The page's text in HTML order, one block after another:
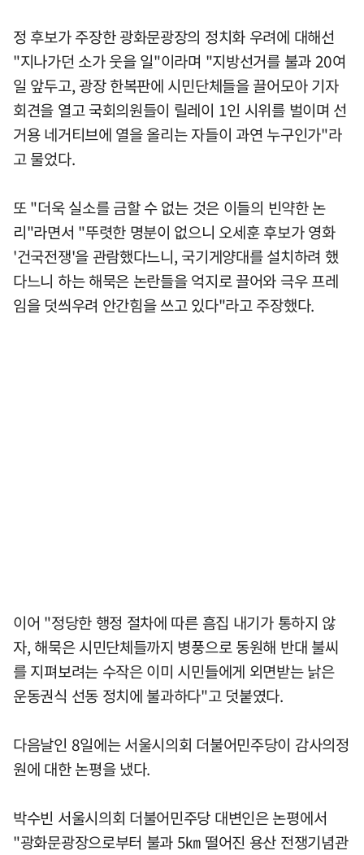
정 후보가 주장한 광화문광장의 정치화 우려에 대해선
"지나가던 소가 웃을 일"이라며 "지방선거를 불과 20여
일 앞두고, 광장 한복판에 시민단체들을 끌어모아 기자
회견을 열고 국회의원들이 릴레이 1인 시위를 벌이며 선
거용 네거티브에 열을 올리는 자들이 과연 누구인가"라
고 물었다.
또 "더욱 실소를 금할 수 없는 것은 이들의 빈약한 논
리"라면서 "뚜렷한 명분이 없으니 오세훈 후보가 영화
'건국전쟁'을 관람했다느니, 국기게양대를 설치하려 했
다느니 하는 해묵은 논란들을 억지로 끌어와 극우 프레
임을 덧씌우려 안간힘을 쓰고 있다"라고 주장했다.
이어 "정당한 행정 절차에 따른 흠집 내기가 통하지 않
자, 해묵은 시민단체들까지 병풍으로 동원해 반대 불씨
를 지펴보려는 수작은 이미 시민들에게 외면받는 낡은
운동권식 선동 정치에 불과하다"고 덧붙였다.
다음날인 8일에는 서울시의회 더불어민주당이 감사의정
원에 대한 논평을 냈다.
박수빈 서울시의회 더불어민주당 대변인은 논평에서
"광화문광장으로부터 불과 5㎞ 떨어진 용산 전쟁기념관